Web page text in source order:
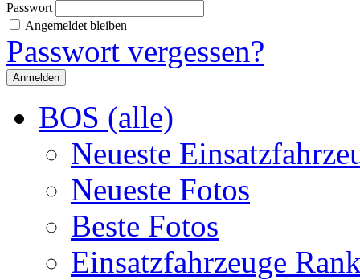
Passwort
Angemeldet bleiben
Passwort vergessen?
BOS (alle)
Neueste
Neueste Fotos
Beste Fotos
Einsatzfahrzeuge